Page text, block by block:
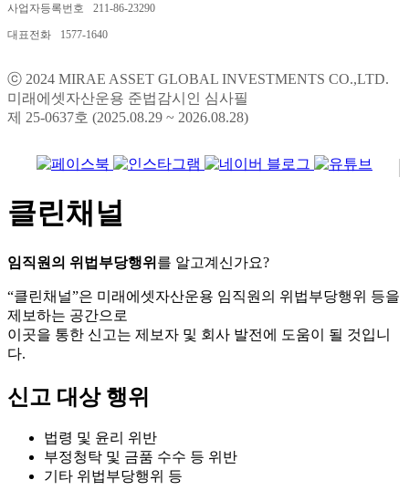
사업자등록번호 211-86-23290
대표전화 1577-1640
ⓒ 2024 MIRAE ASSET GLOBAL INVESTMENTS CO.,LTD.
미래에셋자산운용 준법감시인 심사필
제 25-0637호 (2025.08.29 ~ 2026.08.28)
클린채널
임직원의 위법부당행위 를 알고계신가요?
“클린채널”은 미래에셋자산운용 임직원의 위법부당행위 등을
제보하는 공간으로
이곳을 통한 신고는 제보자 및 회사 발전에 도움이 될 것입니
다.
신고 대상 행위
법령 및 윤리 위반
부정청탁 및 금품 수수 등 위반
기타 위법부당행위 등